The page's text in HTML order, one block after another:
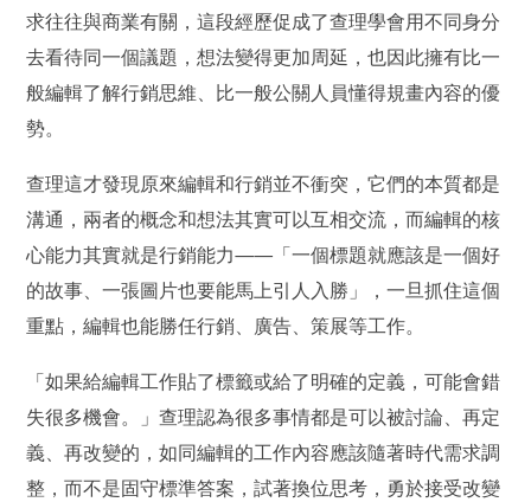
求往往與商業有關，這段經歷促成了查理學會用不同身分
去看待同一個議題，想法變得更加周延，也因此擁有比一
般編輯了解行銷思維、比一般公關人員懂得規畫內容的優
勢。
查理這才發現原來編輯和行銷並不衝突，它們的本質都是
溝通，兩者的概念和想法其實可以互相交流，而編輯的核
心能力其實就是行銷能力——「一個標題就應該是一個好
的故事、一張圖片也要能馬上引人入勝」，一旦抓住這個
重點，編輯也能勝任行銷、廣告、策展等工作。
「如果給編輯工作貼了標籤或給了明確的定義，可能會錯
失很多機會。」查理認為很多事情都是可以被討論、再定
義、再改變的，如同編輯的工作內容應該隨著時代需求調
整，而不是固守標準答案，試著換位思考，勇於接受改變